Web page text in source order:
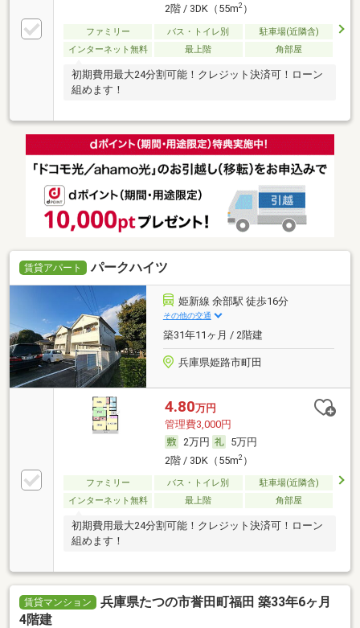
2階 / 3DK（55m2）
ファミリー バス・トイレ別
駐車場(近隣含)
インターネット無料
最上階 角部屋
初期費用最大24分割可能！クレジット決済可！ローン
組めます！
賃貸アパート パークハイツ
姫新線 余部駅 徒歩16分
その他の交通
築31年11ヶ月 / 2階建
兵庫県姫路市町田
4.80万円
管理費3,000円
2万円
5万円
2階 / 3DK（55m2）
ファミリー バス・トイレ別
駐車場(近隣含)
インターネット無料
最上階 角部屋
初期費用最大24分割可能！クレジット決済可！ローン
組めます！
賃貸マンション
兵庫県たつの市誉田町福田 築33年6ヶ月
4階建